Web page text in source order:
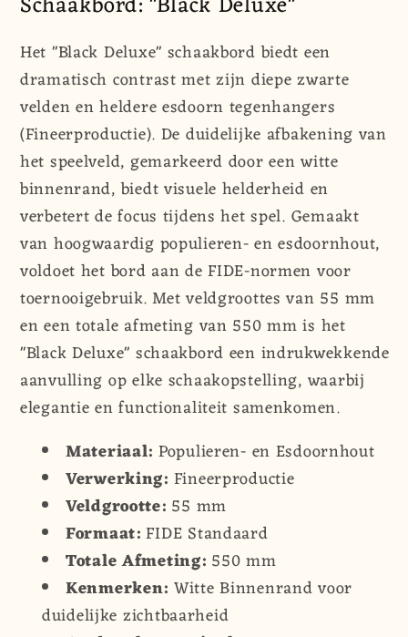
Het "Black Deluxe" schaakbord biedt een
dramatisch contrast met zijn diepe zwarte
velden en heldere esdoorn tegenhangers
(Fineerproductie). De duidelijke afbakening van
het speelveld, gemarkeerd door een witte
binnenrand, biedt visuele helderheid en
verbetert de focus tijdens het spel. Gemaakt
van hoogwaardig populieren- en esdoornhout,
voldoet het bord aan de FIDE-normen voor
toernooigebruik. Met veldgroottes van 55 mm
en een totale afmeting van 550 mm is het
"Black Deluxe" schaakbord een indrukwekkende
aanvulling op elke schaakopstelling, waarbij
elegantie en functionaliteit samenkomen.
Materiaal: Populieren- en Esdoornhout
Verwerking: Fineerproductie
Veldgrootte: 55 mm
Formaat:FIDE Standaard
Totale Afmeting: 550 mm
Kenmerken: Witte Binnenrand voor
duidelijke zichtbaarheid